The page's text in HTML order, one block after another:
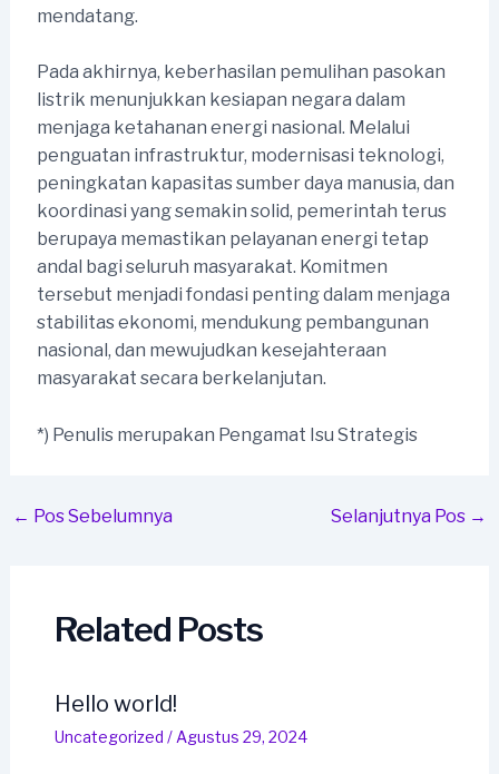
mendatang.
Pada akhirnya, keberhasilan pemulihan pasokan
listrik menunjukkan kesiapan negara dalam
menjaga ketahanan energi nasional. Melalui
penguatan infrastruktur, modernisasi teknologi,
peningkatan kapasitas sumber daya manusia, dan
koordinasi yang semakin solid, pemerintah terus
berupaya memastikan pelayanan energi tetap
andal bagi seluruh masyarakat. Komitmen
tersebut menjadi fondasi penting dalam menjaga
stabilitas ekonomi, mendukung pembangunan
nasional, dan mewujudkan kesejahteraan
masyarakat secara berkelanjutan.
*) Penulis merupakan Pengamat Isu Strategis
Post
← Pos Sebelumnya Selanjutnya Pos →
Related Posts
Hello world!
Uncategorized / Agustus 29, 2024